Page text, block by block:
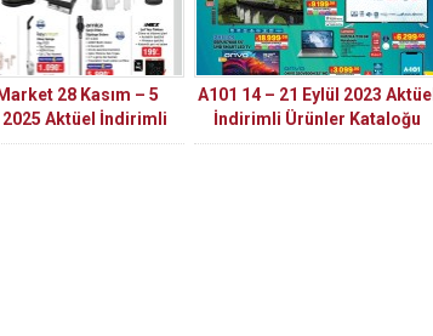
28 Kasım – 5
2025 Aktüel İndirimli
Kataloğu
A101 14 – 21 Eylül 2023 Aktüel
İndirimli Ürünler Kataloğu